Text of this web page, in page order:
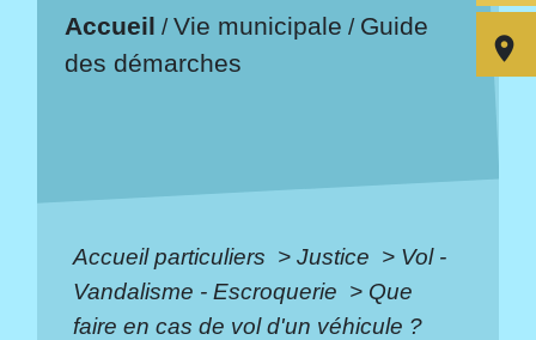
Accueil /Vie municipale / Guide
des démarches
Accueil particuliers > Justice > Vol -
Vandalisme - Escroquerie > Que
faire en cas de vol d'un véhicule ?
room